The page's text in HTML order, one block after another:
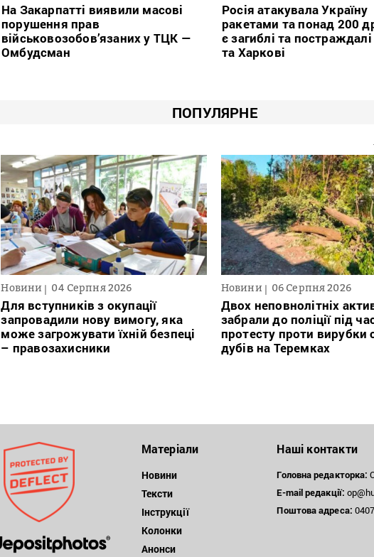
На Закарпатті виявили масові
порушення прав
військовозобов’язаних у ТЦК —
Омбудсман
Росія атакувала Україну
ракетами та понад 200
є загиблі та
та Харкові
ПОПУЛЯРНЕ
Новини 04 Серпня 2026
Для вступників з окупації
запровадили нову вимогу, яка
може загрожувати їхній безпеці
– правозахисники
Новини 06 Серпня 2026
Двох неповнолітніх
забрали до поліції під
протесту проти вирубки
дубів на Теремках
Матеріали
Новини
Тексти
Інструкції
Колонки
Анонси
Наші контакти
Головна редакторка:
E-mail редакції:
Поштоваадреса: